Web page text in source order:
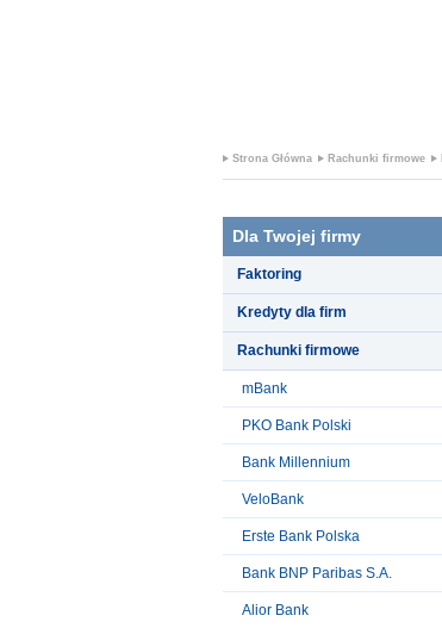
Strona Główna Rachunki firmowe
Dla Twojej firmy
Faktoring
Kredyty dla firm
Rachunki firmowe
mBank
PKO Bank Polski
Bank Millennium
VeloBank
Erste Bank Polska
Bank BNP Paribas S.A.
Alior Bank